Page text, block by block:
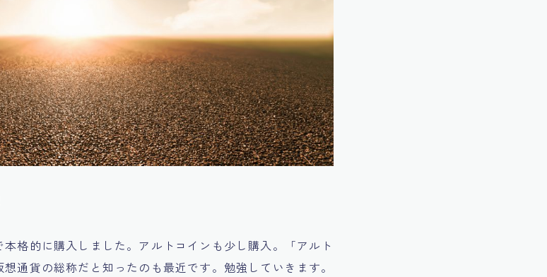
格的に購入しました。アルトコインも少し購入。「アルト
通貨の総称だと知ったのも最近です。勉強していきます。